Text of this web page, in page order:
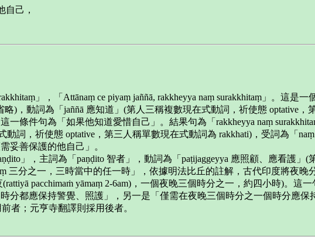
自己，
」，「Attānaṃ ce piyaṃ jaññā, rakkheyya naṃ surakkhitaṃ」。這
)，動詞為「jaññā 應知道」(第人三稱複數現在式動詞，祈使態 optative，
一條件句為「如果他知道愛惜自己」。結果句為「rakkheyya naṃ
動詞，祈使態 optative，第三人稱單數現在式動詞為 rakkhati)，受詞為「
妥善保護的他自己」。
paṇḍito」，主詞為「paṇḍito 智者」，動詞為「paṭijaggeyya 應照顧、應看護
三分之一，三時當中的任一時」，依據明法比丘的註解，古代印度將夜晚
(rattiyā pacchimaṁ yāmaṃ 2-6am)，一個夜晚三個時分之一，約四小時)。
分都應保持警覺、照護」，另一是「僅需在夜晚三個時分之一個時分應
者；元亨寺翻譯則採用後者。